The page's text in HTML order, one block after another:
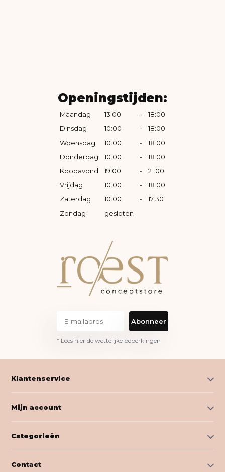
Openingstijden:
Maandag 13:00 -
18:00
Dinsdag
10:00 -
18:00
Woensdag
10:00 -
18:00
Donderdag
10:00 -
18:00
Koopavond
19:00 -
21:00
Vrijdag
10:00 -
18:00
Zaterdag
10:00 -
17:30
Zondag
gesloten
Abonneer
* Lees hier de wettelijke beperkingen
Klantenservice
Mijn account
Categorieën
Contact